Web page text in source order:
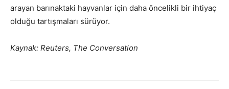
arayan barınaktaki hayvanlar için daha öncelikli bir ihtiyaç
olduğu tartışmaları sürüyor.
Kaynak: Reuters, The Conversation